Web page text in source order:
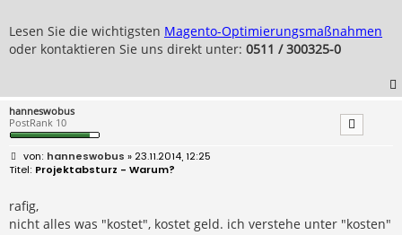
Lesen Sie die wichtigsten Magento-Optimierungsmaßnahmen
oder kontaktieren Sie uns direkt unter: 0511 / 300325-0
hanneswobus
PostRank 10
B
e
r
a
g
hanneswobus » 23.11.2014, 12:25
Projektabsturz - Warum?
rafig,
nicht alles was "kostet", kostet geld. ich verstehe unter "kosten"